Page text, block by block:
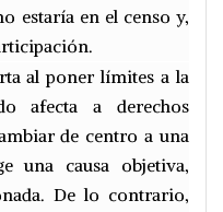
estaría en el censo y,
al poner límites a la
afecta a derechos
de centro a una
una causa objetiva,
De lo contrario,